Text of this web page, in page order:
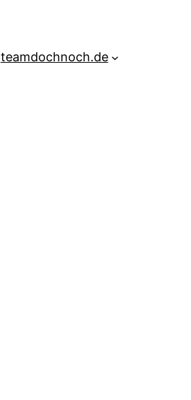
teamdochnoch.de